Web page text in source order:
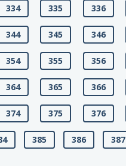
334 335 336
344 345 346
354 355 356
364 365 366
374 375 376
385 386 387